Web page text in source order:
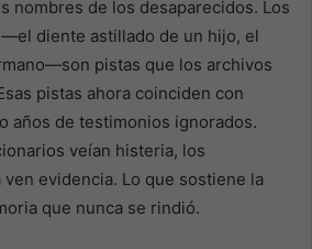
nombres de los desaparecidos. Los
diente astillado de un hijo, el
pistas que los archivos
pistas ahora coinciden con
años de testimonios ignorados.
veían histeria, los
evidencia. Lo que sostiene la
que nunca se rindió.